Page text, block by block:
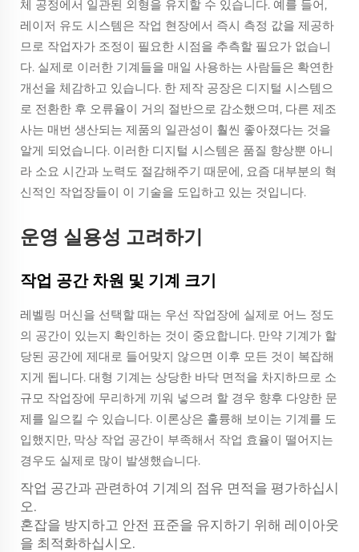
체 공정에서 일관된 외형을 유지할 수 있습니다. 예를 들어,
레이저 유도 시스템은 작업 현장에서 즉시 측정 값을 제공하
므로 작업자가 조정이 필요한 시점을 추측할 필요가 없습니
다. 실제로 이러한 기계들을 매일 사용하는 사람들은 확연한
개선을 체감하고 있습니다. 한 제작 공장은 디지털 시스템으
로 전환한 후 오류율이 거의 절반으로 감소했으며, 다른 제조
사는 매번 생산되는 제품의 일관성이 훨씬 좋아졌다는 것을
알게 되었습니다. 이러한 디지털 시스템은 품질 향상뿐 아니
라 소요 시간과 노력도 절감해주기 때문에, 요즘 대부분의 혁
신적인 작업장들이 이 기술을 도입하고 있는 것입니다.
운영 실용성 고려하기
작업 공간 차원 및 기계 크기
레벨링 머신을 선택할 때는 우선 작업장에 실제로 어느 정도
의 공간이 있는지 확인하는 것이 중요합니다. 만약 기계가 할
당된 공간에 제대로 들어맞지 않으면 이후 모든 것이 복잡해
지게 됩니다. 대형 기계는 상당한 바닥 면적을 차지하므로 소
규모 작업장에 무리하게 끼워 넣으려 할 경우 향후 다양한 문
제를 일으킬 수 있습니다. 이론상은 훌륭해 보이는 기계를 도
입했지만, 막상 작업 공간이 부족해서 작업 효율이 떨어지는
경우도 실제로 많이 발생했습니다.
작업 공간과 관련하여 기계의 점유 면적을 평가하십시
오.
혼잡을 방지하고 안전 표준을 유지하기 위해 레이아웃
을 최적화하십시오.